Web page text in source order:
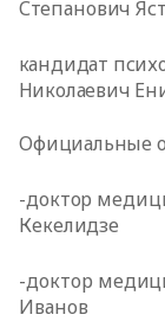
Степанович
кандидат
Николаевич
Официальные
-доктор
Кекелидзе
-доктор
Иванов